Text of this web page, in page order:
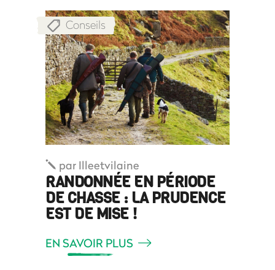
Conseils
par Illeetvilaine
RANDONNÉE EN PÉRIODE
DE CHASSE : LA PRUDENCE
EST DE MISE !
EN SAVOIR PLUS